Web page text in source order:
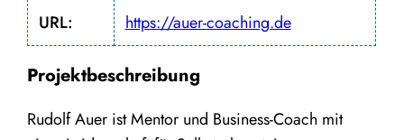
URL:
https://auer-coaching.de
Projektbeschreibung
Rudolf Auer ist Mentor und Business-Coach mit